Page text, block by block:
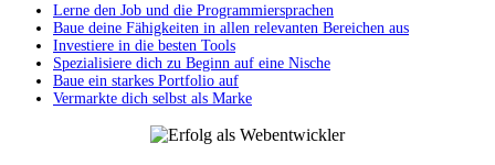
Lerne den Job und die Programmiersprachen
Baue deine Fähigkeiten in allen relevanten Bereichen aus
Investiere in die besten Tools
Spezialisiere dich zu Beginn auf eine Nische
Baue ein starkes Portfolio auf
Vermarkte dich selbst als Marke